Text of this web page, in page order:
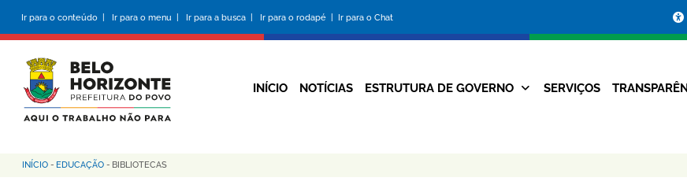
conteúdo
principal
Ir para o conteúdo | Ir para o menu | Ir para a busca | Ir para o rodapé | Ir para o Chat
da
Prefeitura
Navegação
INÍCIO NOTÍCIAS ESTRUTURA DE GOVERNO SERVIÇOS
Trilha
INÍCIO - EDUCAÇÃO - BIBLIOTECAS